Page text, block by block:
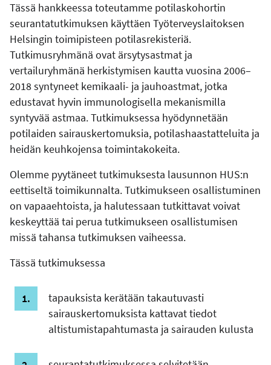
Tässä hankkeessa toteutamme potilaskohortin
seurantatutkimuksen käyttäen Työterveyslaitoksen
Helsingin toimipisteen potilasrekisteriä.
Tutkimusryhmänä ovat ärsytysastmat ja
vertailuryhmänä herkistymisen kautta vuosina 2006–
2018 syntyneet kemikaali- ja jauhoastmat, jotka
edustavat hyvin immunologisella mekanismilla
syntyvää astmaa. Tutkimuksessa hyödynnetään
potilaiden sairauskertomuksia, potilashaastatteluita ja
heidän keuhkojensa toimintakokeita.
Olemme pyytäneet tutkimuksesta lausunnon HUS:n
eettiseltä toimikunnalta. Tutkimukseen osallistuminen
on vapaaehtoista, ja halutessaan tutkittavat voivat
keskeyttää tai perua tutkimukseen osallistumisen
missä tahansa tutkimuksen vaiheessa.
Tässä tutkimuksessa
tapauksista kerätään takautuvasti
sairauskertomuksista kattavat tiedot
altistumistapahtumasta ja sairauden kulusta